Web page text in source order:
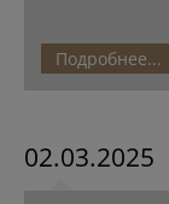
Подробнее...
02.03.2025